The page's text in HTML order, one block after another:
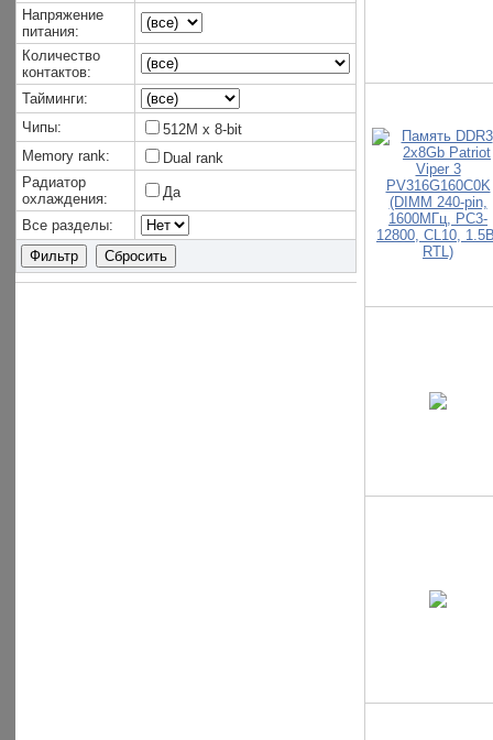
Напряжение
питания:
Количество
контактов:
Тайминги:
Чипы:
512M x 8-bit
Memory rank:
Dual rank
Радиатор
охлаждения:
Да
Все разделы: